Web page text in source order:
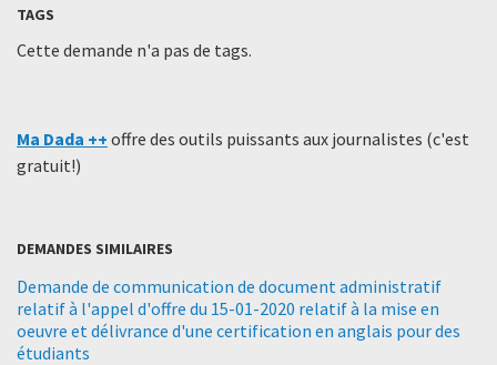
TAGS
Cette demande n'a pas de tags.
Ma Dada ++ offre des outils puissants aux journalistes (c'est
gratuit!)
DEMANDES SIMILAIRES
Demande de communication de document administratif
relatif à l'appel d'offre du 15-01-2020 relatif à la mise en
oeuvre et délivrance d'une certification en anglais pour des
étudiants